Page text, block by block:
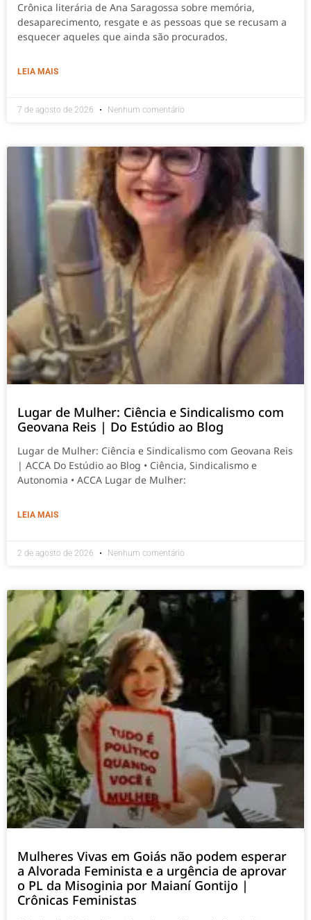
Crônica literária de Ana Saragossa sobre memória,
desaparecimento, resgate e as pessoas que se recusam a
esquecer aqueles que ainda são procurados.
LEIA MAIS
7 de agosto de 2026 Nenhum comentário
Lugar de Mulher: Ciência e Sindicalismo com
Geovana Reis | Do Estúdio ao Blog
Lugar de Mulher: Ciência e Sindicalismo com Geovana Reis
| ACCA Do Estúdio ao Blog • Ciência, Sindicalismo e
Autonomia • ACCA Lugar de Mulher:
LEIA MAIS
2 de agosto de 2026 Nenhum comentário
Mulheres Vivas em Goiás não podem esperar
a Alvorada Feminista e a urgência de aprovar
o PL da Misoginia por Maianí Gontijo |
Crônicas Feministas